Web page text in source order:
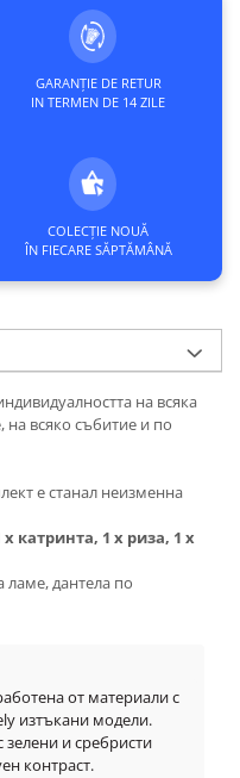
GARANȚIE DE RETUR
IN TERMEN DE 14 ZILE
COLECȚIE NOUĂ
ÎN FIECARE SĂPTĂMÂNĂ
на всяка
всяко събитие и по
е станал неизменна
x катринта, 1 x риза, 1 x
дантела по
от материали с
изтъкани модели.
и сребристи
контраст.